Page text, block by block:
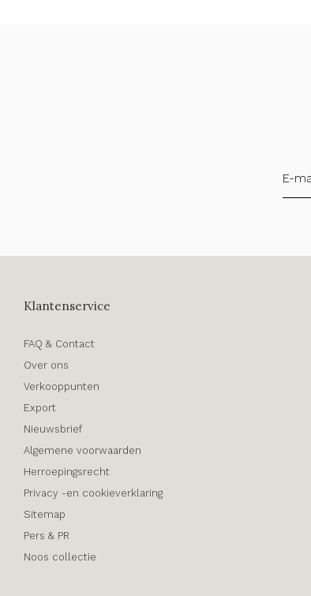
Klantenservice
FAQ & Contact
Over ons
Verkooppunten
Export
Nieuwsbrief
Algemene voorwaarden
Herroepingsrecht
Privacy -en cookieverklaring
Sitemap
Pers & PR
Noos collectie